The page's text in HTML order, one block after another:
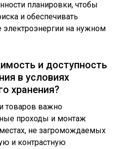
планировки, чтобы
и обеспечивать
электроэнергии на нужном
и доступность
в условиях
хранения?
товаров важно
проходы и монтаж
не загромождаемых
и контрастную